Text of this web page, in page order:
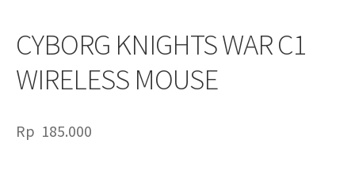
CYBORG KNIGHTS WAR C1
WIRELESS MOUSE
Rp 185.000